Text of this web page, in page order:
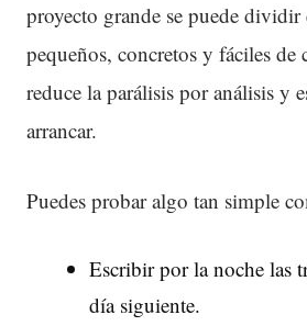
proyecto grande se puede dividir
pequeños, concretos y fáciles de
reduce la parálisis por análisis y
arrancar.
Puedes probar algo tan simple
Escribir por la noche las
día siguiente.